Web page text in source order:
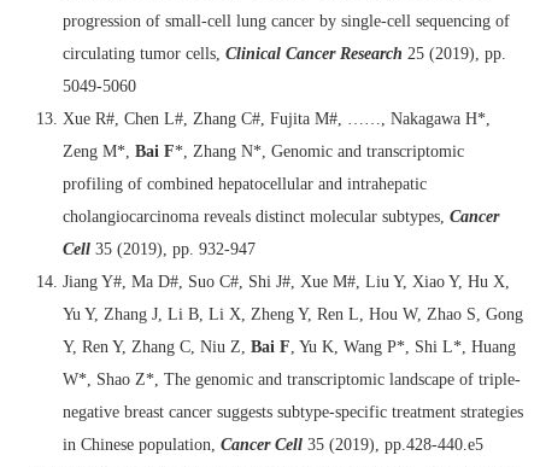
progression of small-cell lung cancer by single-cell sequencing of
circulating tumor cells, Clinical Cancer Research 25 (2019), pp.
5049-5060
Xue R#, Chen L#, Zhang C#, Fujita M#, ……, Nakagawa H*,
Zeng M*, Bai F*, Zhang N*, Genomic and transcriptomic
profiling of combined hepatocellular and intrahepatic
cholangiocarcinoma reveals distinct molecular subtypes, Cancer
Cell 35 (2019), pp. 932-947
Jiang Y#, Ma D#, Suo C#, Shi J#, Xue M#, Liu Y, Xiao Y, Hu X,
Yu Y, Zhang J, Li B, Li X, Zheng Y, Ren L, Hou W, Zhao S, Gong
Y, Ren Y, Zhang C, Niu Z, Bai F, Yu K, Wang P*, Shi L*, Huang
W*, Shao Z*, The genomic and transcriptomic landscape of triple-
negative breast cancer suggests subtype-specific treatment strategies
in Chinese population, Cancer Cell 35 (2019), pp.428-440.e5